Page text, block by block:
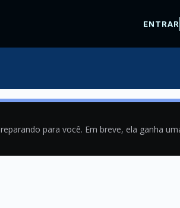
ENTRAR
para você. Em breve, ela ganha